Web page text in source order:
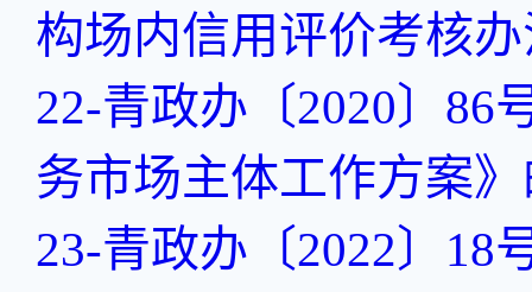
构场内信用评价考核
22-青政办〔2020〕86
务市场主体工作方案
23-青政办〔2022〕18